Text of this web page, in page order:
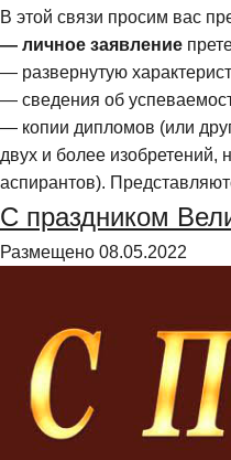
В этой связи просим вас
— личное заявление
— развернутую
— сведения об
— копии дипломов (или
двух и более изобретений,
аспирантов).
С праздником
Размещено 08.05.2022